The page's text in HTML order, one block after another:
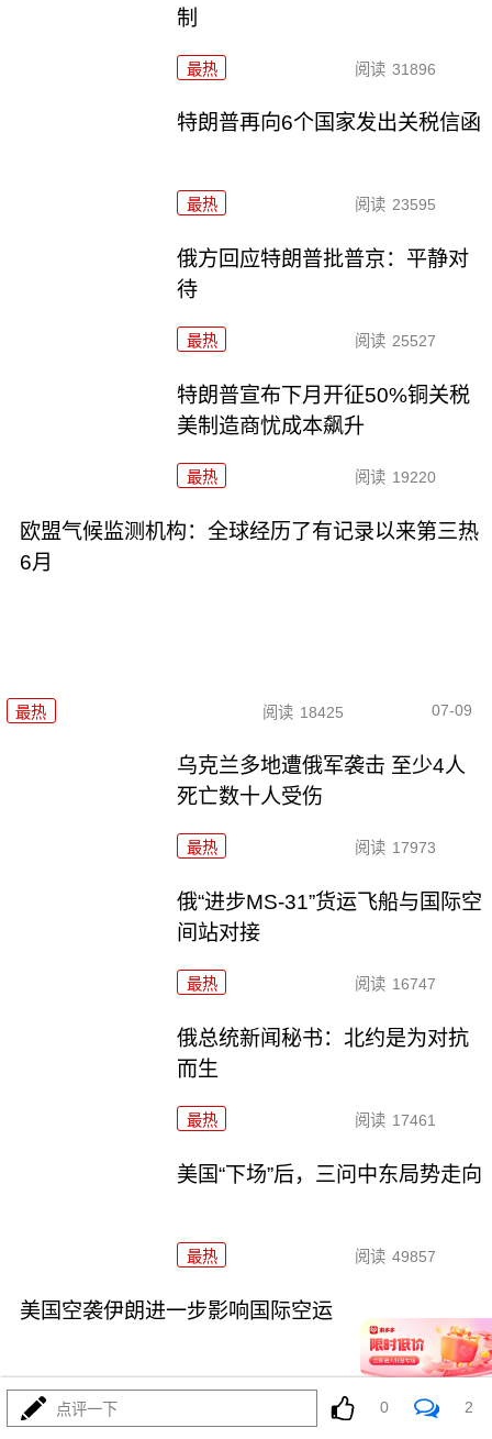
制
最热 阅读 31896
特朗普再向6个国家发出关税信函
最热 阅读 23595
俄方回应特朗普批普京：平静对
待
最热 阅读 25527
特朗普宣布下月开征50%铜关税
美制造商忧成本飙升
最热 阅读 19220
欧盟气候监测机构：全球经历了有记录以来第三热
6月
最热 阅读 18425 07-09
乌克兰多地遭俄军袭击 至少4人
死亡数十人受伤
最热 阅读 17973
俄“进步MS-31”货运飞船与国际空
间站对接
最热 阅读 16747
俄总统新闻秘书：北约是为对抗
而生
最热 阅读 17461
美国“下场”后，三问中东局势走向
最热 阅读 49857
美国空袭伊朗进一步影响国际空运
点评一下 0 2